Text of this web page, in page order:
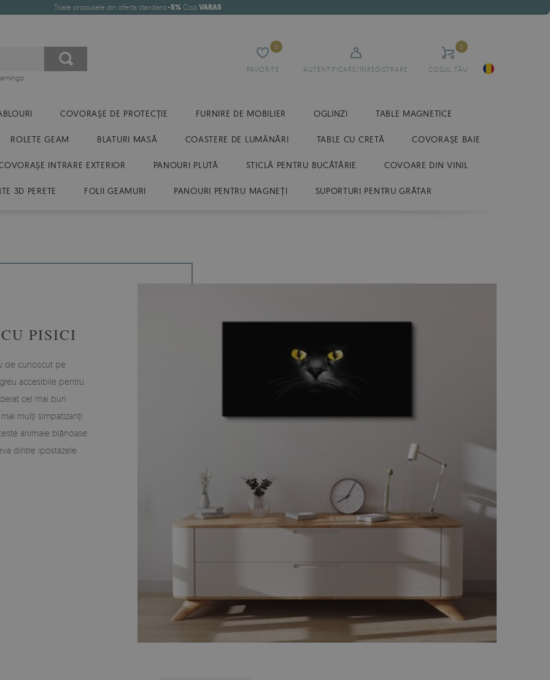
Toate produsele din oferta standard-5%Cod:VARA5
FAVORITE
0
AUTENTIFICARE/ÎNREGISTRARE COȘUL TĂU
0
COVORAȘE DE PROTECȚIE FURNIRE DE MOBILIER OGLINZI TABLE MAGNETICE
ROLETE GEAM BLATURI MASĂ COASTERE DE LUMÂNĂRI TABLE CU CRETĂ COVORAȘE BAIE
INTRARE EXTERIOR PANOURI PLUTĂ STICLĂ PENTRU BUCĂTĂRIE COVOARE DIN VINIL
3D PERETE FOLII GEAMURI PANOURI PENTRU MAGNEȚI SUPORTURI PENTRU GRĂTAR
PISICI
de cunoscut pe
accesibile pentru
cel mai bun
mulți simpatizanți
animale blănoase
dintre ipostazele